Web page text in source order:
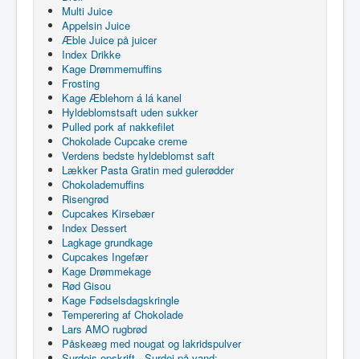
Multi Juice
Appelsin Juice
Æble Juice på juicer
Index Drikke
Kage Drømmemuffins
Frosting
Kage Æblehorn á lá kanel
Hyldeblomstsaft uden sukker
Pulled pork af nakkefilet
Chokolade Cupcake creme
Verdens bedste hyldeblomst saft
Lækker Pasta Gratin med gulerødder
Chokolademuffins
Risengrød
Cupcakes Kirsebær
Index Dessert
Lagkage grundkage
Cupcakes Ingefær
Kage Drømmekage
Rød Gisou
Kage Fødselsdagskringle
Temperering af Chokolade
Lars AMO rugbrød
Påskeæg med nougat og lakridspulver